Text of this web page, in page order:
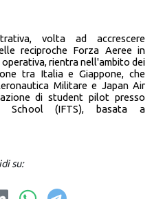
volta ad accrescere
reciproche Forza Aeree in
rientra nell'ambito dei
tra Italia e Giappone, che
Militare e Japan Air
di student pilot presso
School (IFTS), basata a
su: